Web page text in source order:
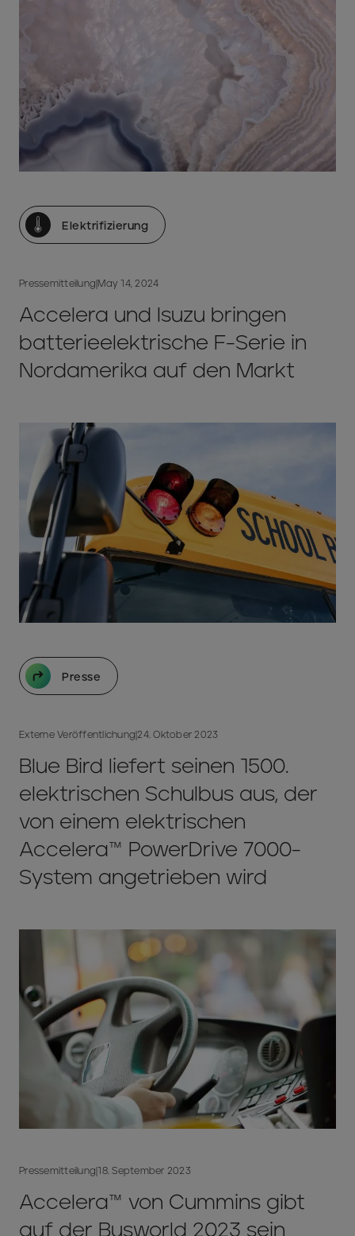
Elektrifizierung
Pressemitteilung|May 14, 2024
Accelera und Isuzu bringen
batterieelektrische F-Serie in
Nordamerika auf den Markt
Presse
Externe Veröffentlichung|24. Oktober 2023
Blue Bird liefert seinen 1500.
elektrischen Schulbus aus, der
von einem elektrischen
Accelera™ PowerDrive 7000-
System angetrieben wird
Pressemitteilung |18. September 2023
Accelera™ von Cummins gibt
auf der Busworld 2023 sein